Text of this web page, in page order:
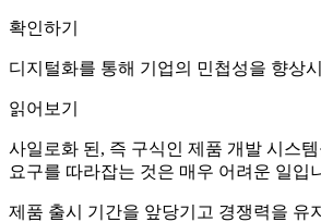
확인하기
디지털화를 통해 기업의 민첩성을 향상
읽어보기
사일로화 된, 즉 구식인 제품 개발 시스
요구를 따라잡는 것은 매우 어려운 일입
제품 출시 기간을 앞당기고 경쟁력을 유